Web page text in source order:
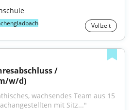
Vollzeit
/
w/d)
mit Sitz..."